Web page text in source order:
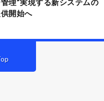
理”実現する新システムの
開始へ